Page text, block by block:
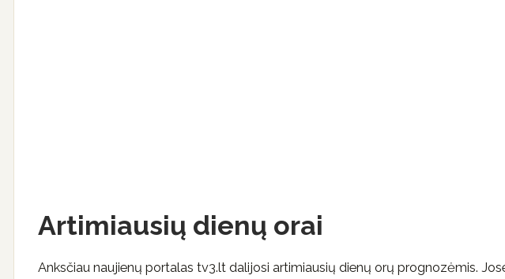
Artimiausių dienų orai
Anksčiau naujienų portalas tv3.lt dalijosi artimiausių dienų orų prognozėmis.